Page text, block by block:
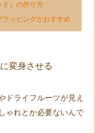
ド）の作り方
ッピングがおすすめ
変身させる
ドライフルーツが見え
ゃれとか必要ないんで